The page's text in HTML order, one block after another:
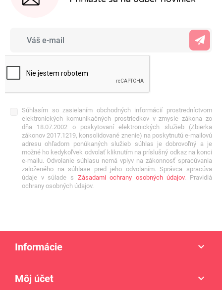
Súhlasím so zasielaním obchodných informácií prostredníctvom
elektronických komunikačných prostriedkov v zmysle zákona zo
dňa 18.07.2002 o poskytovaní elektronických služieb (Zbierka
zákonov 2017.1219, konsolidované znenie) na poskytnutú e-mailovú
adresu ohľadom ponúkaných služieb súhlas je dobrovoľný a je
možné ho kedykoľvek odvolať kliknutím na príslušný odkaz na konci
e-mailu. Odvolanie súhlasu nemá vplyv na zákonnosť spracúvania
založeného na súhlase pred jeho odvolaním. Správca spracúva
údaje v súlade s Zásadami ochrany osobných údajov. Pravidlá
ochrany osobných údajov.
Informácie 
Môj účet 